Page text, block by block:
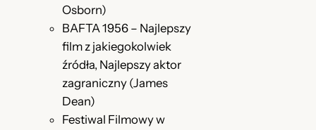
Osborn)
BAFTA 1956 – Najlepszy
film z jakiegokolwiek
źródła, Najlepszy aktor
zagraniczny (James
Dean)
Festiwal Filmowy w